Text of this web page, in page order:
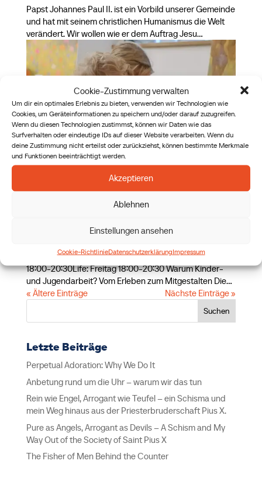
Cookie-Zustimmung verwalten
Um dir ein optimales Erlebnis zu bieten, verwenden wir Technologien wie
Cookies, um Geräteinformationen zu speichern und/oder darauf zuzugreifen.
Wenn du diesen Technologien zustimmst, können wir Daten wie das
Surfverhalten oder eindeutige IDs auf dieser Website verarbeiten. Wenn du
deine Zustimmung nicht erteilst oder zurückziehst, können bestimmte Merkmale
und Funktionen beeinträchtigt werden.
Akzeptieren
Ablehnen
Einstellungen ansehen
Cookie-RichtlinieDatenschutzerklärungImpressum
Papst Johannes Paul II. ist ein Vorbild unserer Gemeinde
und hat mit seinem christlichen Humanismus die Welt
verändert. Wir wollen wie er dem Auftrag Jesu...
Kinder- & Jugendpastoral
Säen Wachsen Fortlaufend Kinder- & Jugendpastoral
8:45 & 10:45Launch: Samstag 10:00-11:30Edge: Freitag
18:00-20:30Life: Freitag 18:00-20:30 Warum Kinder-
und Jugendarbeit? Vom Erleben zum Mitgestalten Die...
« Ältere Einträge
Nächste Einträge »
Suchen
Letzte Beiträge
Perpetual Adoration: Why We Do It
Anbetung rund um die Uhr – warum wir das tun
Rein wie Engel, Arrogant wie Teufel – ein Schisma und
mein Weg hinaus aus der Priesterbruderschaft Pius X.
Pure as Angels, Arrogant as Devils – A Schism and My
Way Out of the Society of Saint Pius X
The Fisher of Men Behind the Counter